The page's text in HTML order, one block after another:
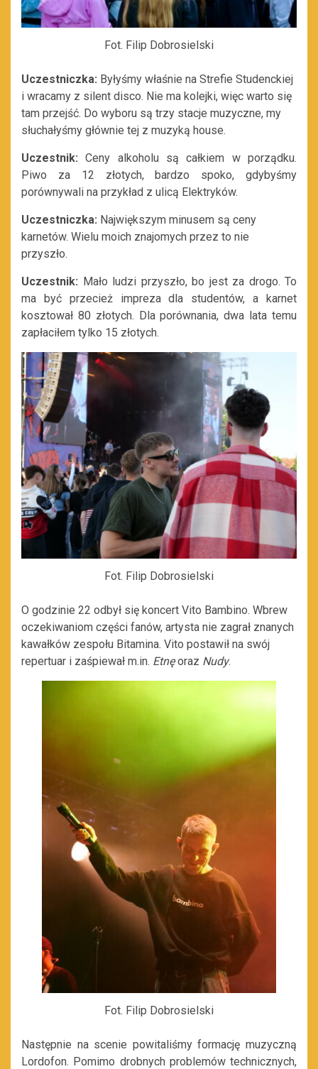
Fot. Filip Dobrosielski
Uczestniczka: Byłyśmy właśnie na Strefie Studenckiej
i wracamy z silent disco. Nie ma kolejki, więc warto się
tam przejść. Do wyboru są trzy stacje muzyczne, my
słuchałyśmy głównie tej z muzyką house.
Uczestnik: Ceny alkoholu są całkiem w porządku.
Piwo za 12 złotych, bardzo spoko, gdybyśmy
porównywali na przykład z ulicą Elektryków.
Uczestniczka: Największym minusem są ceny
karnetów. Wielu moich znajomych przez to nie
przyszło.
Uczestnik: Mało ludzi przyszło, bo jest za drogo. To
ma być przecież impreza dla studentów, a karnet
kosztował 80 złotych. Dla porównania, dwa lata temu
zapłaciłem tylko 15 złotych.
Fot. Filip Dobrosielski
O godzinie 22 odbył się koncert Vito Bambino. Wbrew
oczekiwaniom części fanów, artysta nie zagrał znanych
kawałków zespołu Bitamina. Vito postawił na swój
repertuar i zaśpiewał m.in. Etnęoraz Nudy.
Fot. Filip Dobrosielski
Następnie na scenie powitaliśmy formację muzyczną
Lordofon. Pomimo drobnych problemów technicznych,